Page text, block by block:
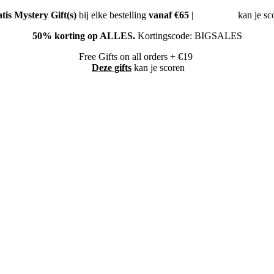
Mystery Gift(s)bij elke bestelling vanaf €65|
kan je
50% korting op ALLES. Kortingscode: BIGSALES
Free Gifts on all orders + €19
Deze gifts kan je scoren